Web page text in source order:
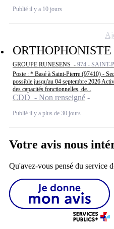
Publié il y a 10 jours
GROUPE RUNESENS - 974 - SAINT-
Poste : * Basé à Saint-Pierre (97410) -
possible jusqu'au 04 septembre 2026
des capacités fonctionnelles, de...
CDD - Non renseigné
Publié il y a plus de 30 jours
Votre avis nous
Qu'avez-vous pensé du service